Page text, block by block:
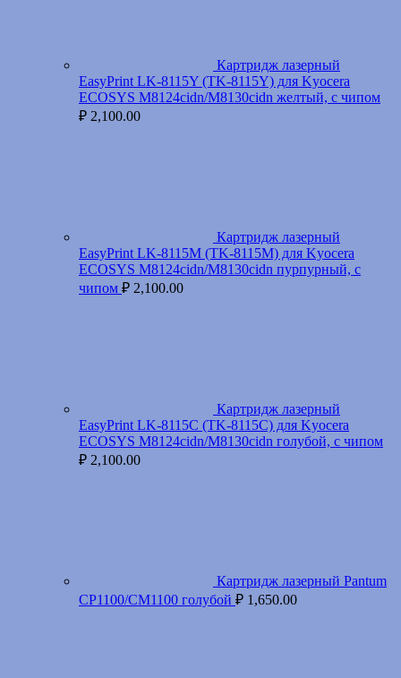
Картридж лазерный
EasyPrint LK-8115Y (TK-8115Y) для Kyocera
ECOSYS M8124cidn/M8130cidn желтый, с чипом
₽ 2,100.00
Картридж лазерный
EasyPrint LK-8115M (TK-8115M) для Kyocera
ECOSYS M8124cidn/M8130cidn пурпурный, с
чипом ₽ 2,100.00
Картридж лазерный
EasyPrint LK-8115C (TK-8115C) для Kyocera
ECOSYS M8124cidn/M8130cidn голубой, с чипом
₽ 2,100.00
Картридж лазерный Pantum
CP1100/CM1100 голубой ₽ 1,650.00